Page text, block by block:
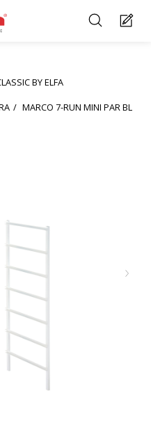
BY ELFA
MARCO 7-RUN MINI PAR BL